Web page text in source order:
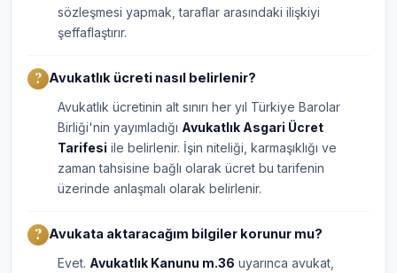
sözleşmesi yapmak, taraflar arasındaki ilişkiyi
şeffaflaştırır.
Avukatlık ücreti nasıl belirlenir?
Avukatlık ücretinin alt sınırı her yıl Türkiye Barolar
Birliği'nin yayımladığı Avukatlık Asgari Ücret
Tarifesi ile belirlenir. İşin niteliği, karmaşıklığı ve
zaman tahsisine bağlı olarak ücret bu tarifenin
üzerinde anlaşmalı olarak belirlenir.
Avukata aktaracağım bilgiler korunur mu?
Evet. Avukatlık Kanunu m.36 uyarınca avukat,